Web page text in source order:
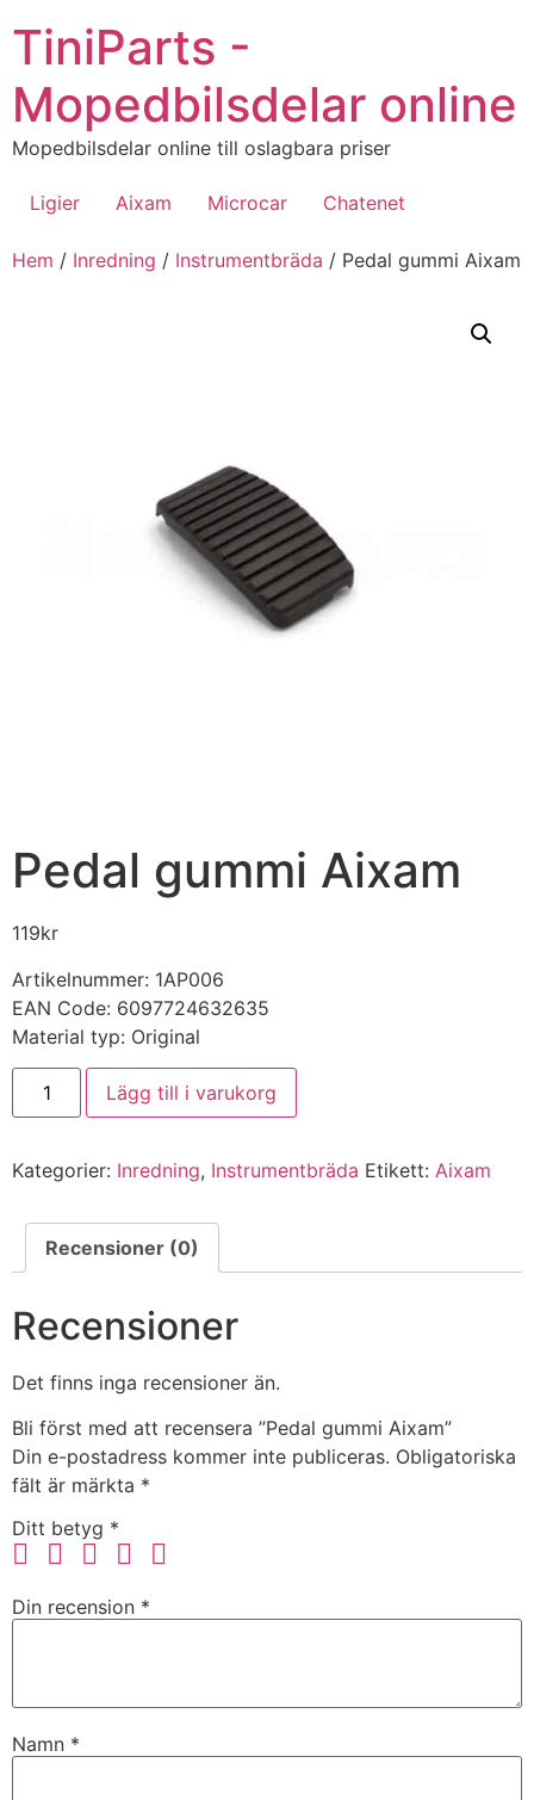
till
innehåll
TiniParts -
Mopedbilsdelar online
Mopedbilsdelar online till oslagbara priser
Ligier Aixam Microcar Chatenet
Hem / Inredning / Instrumentbräda / Pedal gummi Aixam
Pedal gummi Aixam
119kr
Artikelnummer: 1AP006
EAN Code: 6097724632635
Material typ: Original
Pedal
gummi
Aixam
Lägg till i varukorg
Kategorier: Inredning, Instrumentbräda Etikett: Aixam
Recensioner (0)
Recensioner
Det finns inga recensioner än.
Bli först med att recensera ”Pedal gummi Aixam”
Din e-postadress kommer inte publiceras. Obligatoriska
fält är märkta *
Ditt betyg *
Din recension *
Namn *